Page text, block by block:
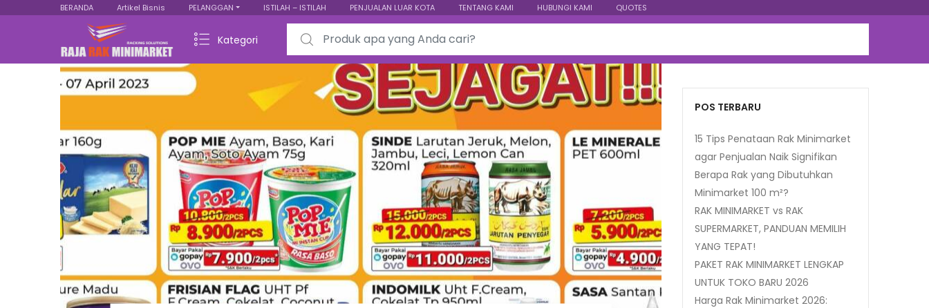
BERANDA Artikel Bisnis PELANGGAN ISTILAH – ISTILAH PENJUALAN LUAR KOTA TENTANG KAMI HUBUNGI KAMI QUOTES
Kategori
Search for:
POS TERBARU
15 Tips Penataan Rak Minimarket
agar Penjualan Naik Signifikan
Berapa Rak yang Dibutuhkan
Minimarket 100 m²?
RAK MINIMARKET vs RAK
SUPERMARKET, PANDUAN MEMILIH
YANG TEPAT!
PAKET RAK MINIMARKET LENGKAP
UNTUK TOKO BARU 2026
Harga Rak Minimarket 2026: